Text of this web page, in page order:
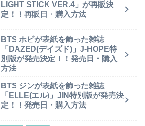
LIGHT STICK VER.4」が再販決
定！！再販日・購入方法
BTS ホビが表紙を飾った雑誌
「DAZED(デイズド)」J-HOPE特
別版が発売決定！！発売日・購入
方法
BTS ジンが表紙を飾った雑誌
「ELLE(エル)」JIN特別版が発売決
定！！発売日・購入方法